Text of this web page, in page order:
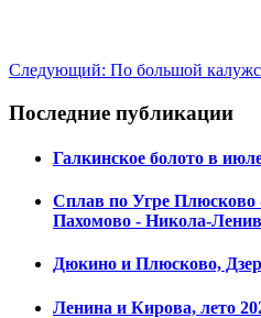
Следующий: По большой
Последние публикации
Галкинское болото в
Сплав по Угре Плюсково
Пахомово - Никола-
Дюкино и Плюсково,
Ленина и Кирова, лето